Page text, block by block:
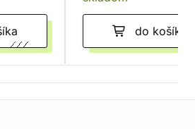
do košíka